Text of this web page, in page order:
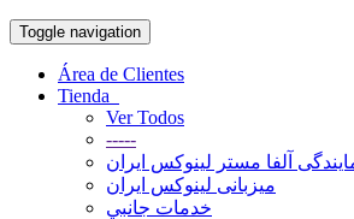
Toggle navigation
Área de Clientes
Tienda
Ver Todos
-----
آلفا مستر لینوکس ایران
میزبانی لینوکس ایران
خدمات جانبي